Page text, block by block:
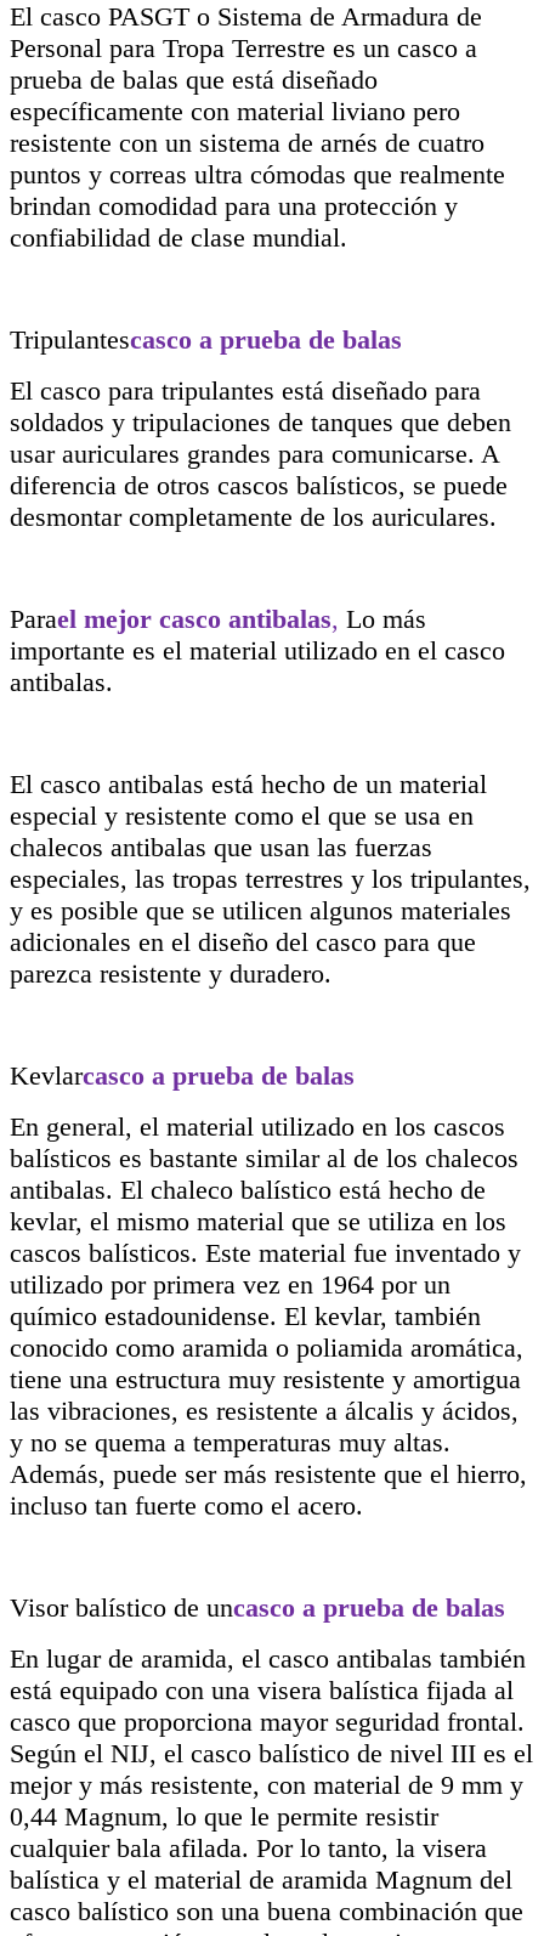
El casco PASGT o Sistema de Armadura de
Personal para Tropa Terrestre es un casco a
prueba de balas que está diseñado
específicamente con material liviano pero
resistente con un sistema de arnés de cuatro
puntos y correas ultra cómodas que realmente
brindan comodidad para una protección y
confiabilidad de clase mundial.
Tripulantescasco a prueba de balas
El casco para tripulantes está diseñado para
soldados y tripulaciones de tanques que deben
usar auriculares grandes para comunicarse. A
diferencia de otros cascos balísticos, se puede
desmontar completamente de los auriculares.
Parael mejor casco antibalas, Lo más
importante es el material utilizado en el casco
antibalas.
El casco antibalas está hecho de un material
especial y resistente como el que se usa en
chalecos antibalas que usan las fuerzas
especiales, las tropas terrestres y los tripulantes,
y es posible que se utilicen algunos materiales
adicionales en el diseño del casco para que
parezca resistente y duradero.
Kevlarcasco a prueba de balas
En general, el material utilizado en los cascos
balísticos es bastante similar al de los chalecos
antibalas. El chaleco balístico está hecho de
kevlar, el mismo material que se utiliza en los
cascos balísticos. Este material fue inventado y
utilizado por primera vez en 1964 por un
químico estadounidense. El kevlar, también
conocido como aramida o poliamida aromática,
tiene una estructura muy resistente y amortigua
las vibraciones, es resistente a álcalis y ácidos,
y no se quema a temperaturas muy altas.
Además, puede ser más resistente que el hierro,
incluso tan fuerte como el acero.
Visor balístico de uncasco a prueba de balas
En lugar de aramida, el casco antibalas también
está equipado con una visera balística fijada al
casco que proporciona mayor seguridad frontal.
Según el NIJ, el casco balístico de nivel III es el
mejor y más resistente, con material de 9 mm y
0,44 Magnum, lo que le permite resistir
cualquier bala afilada. Por lo tanto, la visera
balística y el material de aramida Magnum del
casco balístico son una buena combinación que